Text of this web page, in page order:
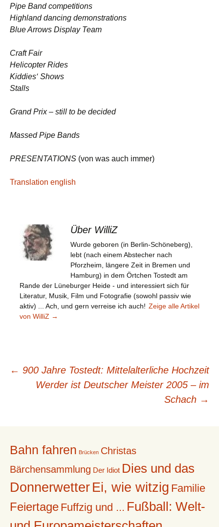
Pipe Band competitions
Highland dancing demonstrations
Blue Arrows Display Team
Craft Fair
Helicopter Rides
Kiddies‘ Shows
Stalls
Grand Prix – still to be decided
Massed Pipe Bands
PRESENTATIONS (von was auch immer)
Translation english
Über WilliZ
Wurde geboren (in Berlin-Schöneberg),
lebt (nach einem Abstecher nach
Pforzheim, längere Zeit in Bremen und
Hamburg) in dem Örtchen Tostedt am
Rande der Lüneburger Heide - und interessiert sich für
Literatur, Musik, Film und Fotografie (sowohl passiv wie
aktiv) ... Ach, und gern verreise ich auch! Zeige alle Artikel
von WilliZ →
Beitragsnavigation
← 900 Jahre Tostedt: Mittelalterliche Hochzeit
Werder ist Deutscher Meister 2005 – im
Schach →
Bahn fahren Brücken Christas
Bärchensammlung Der Idiot Dies und das
Donnerwetter Ei, wie witzig Familie
Feiertage Fuffzig und ... Fußball: Welt-